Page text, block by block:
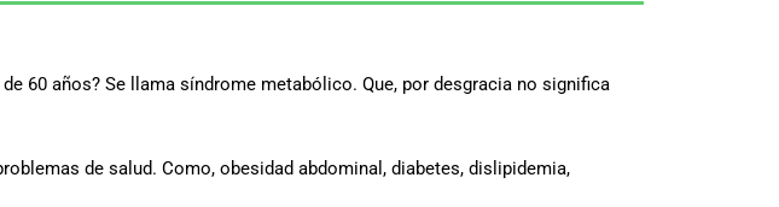
60 años? Se llama síndrome metabólico. Que, por desgracia no significa
de salud. Como, obesidad abdominal, diabetes, dislipidemia,